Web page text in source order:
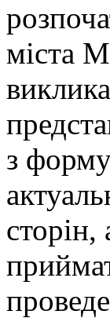
міста
з